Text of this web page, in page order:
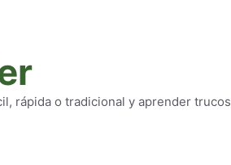
rápida o tradicional y aprender trucos